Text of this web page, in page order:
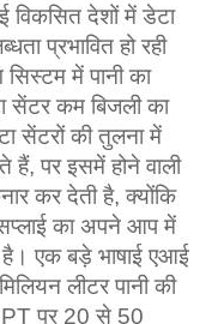
विकसित देशों में डेटा
प्रभावित हो रही
में पानी का
सेंटर कम बिजली का
सेंटरों की तुलना में
पर इसमें होने वाली
कर देती है, क्‍योंकि
सप्‍लाई का अपने आप में
है। एक बड़े भाषाई एआई
लीटर पानी की
पर 20 से 50